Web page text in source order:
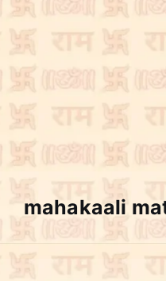
mahakaali